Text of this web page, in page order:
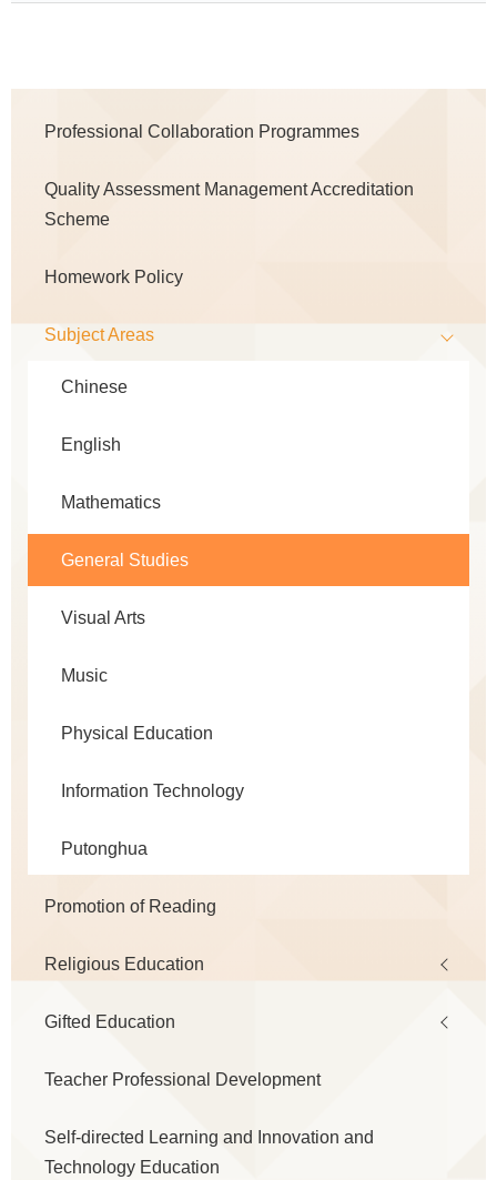
navigation
Professional Collaboration Programmes
Quality Assessment Management Accreditation
Scheme
Homework Policy
Subject Areas
Chinese
English
Mathematics
General Studies
Visual Arts
Music
Physical Education
Information Technology
Putonghua
Promotion of Reading
Religious Education
Gifted Education
Teacher Professional Development
Self-directed Learning and Innovation and
Technology Education